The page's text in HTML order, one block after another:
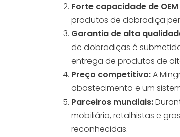
Forte capacidade de OEM
produtos de dobradiça
Garantia de alta
de dobradiças é
entrega de produtos de
Preço competitivo:A
abastecimento e um
Parceiros mundiais:
mobiliário, retalhistas e
reconhecidas.